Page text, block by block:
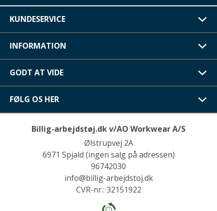
KUNDESERVICE
INFORMATION
GODT AT VIDE
FØLG OS HER
Billig-arbejdstøj.dk v/AO Workwear A/S
Ølstrupvej 2A
6971 Spjald (ingen salg på adressen)
96742030
info@billig-arbejdstoj.dk
CVR-nr.: 32151922